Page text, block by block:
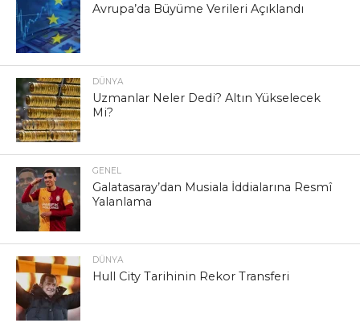
Avrupa’da Büyüme Verileri Açıklandı
DÜNYA
Uzmanlar Neler Dedi? Altın Yükselecek
Mi?
GENEL
Galatasaray’dan Musiala İddialarına Resmî
Yalanlama
DÜNYA
Hull City Tarihinin Rekor Transferi